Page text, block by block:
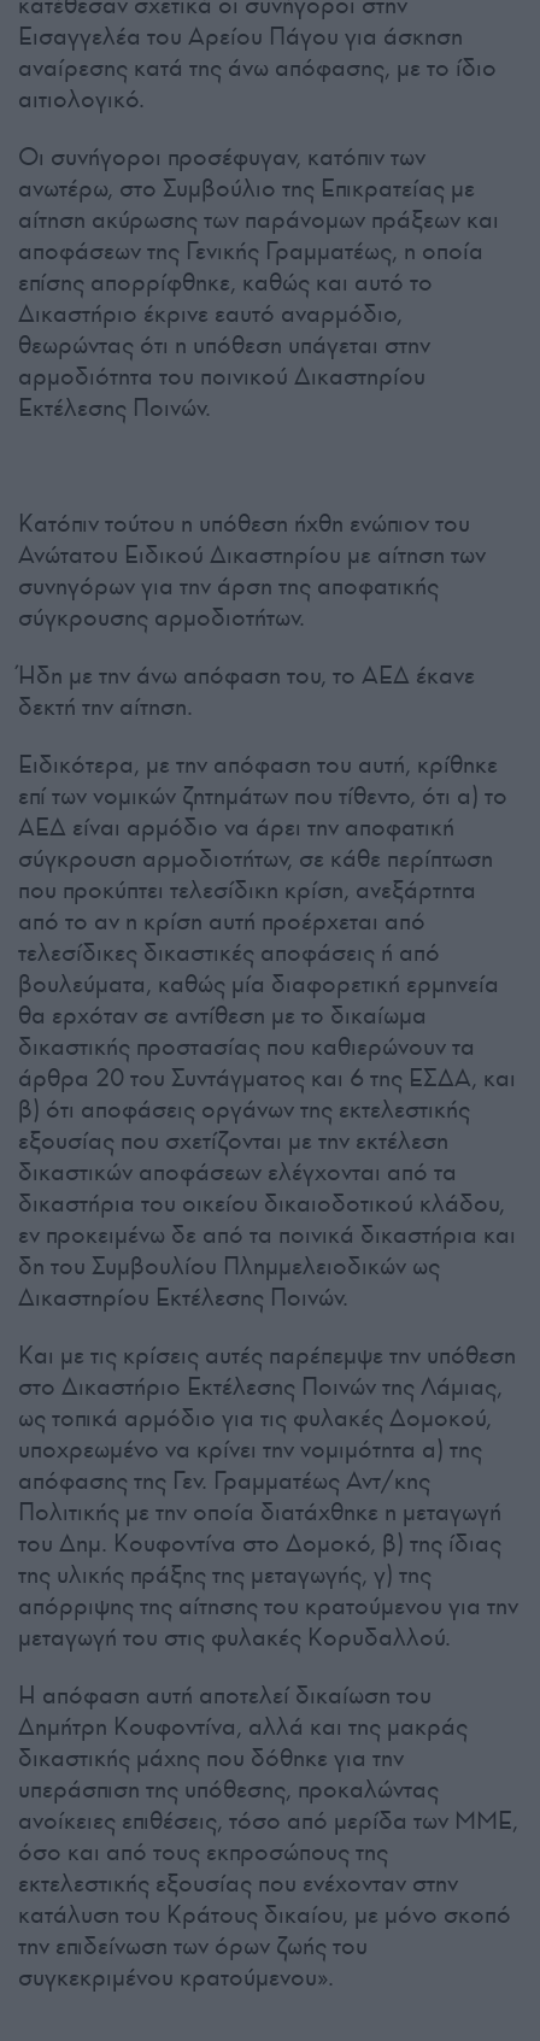
Εισαγγελέα του Αρείου Πάγου για άσκηση
αναίρεσης κατά της άνω απόφασης, με το ίδιο
αιτιολογικό.
Οι συνήγοροι προσέφυγαν, κατόπιν των
ανωτέρω, στο Συμβούλιο της Επικρατείας με
αίτηση ακύρωσης των παράνομων πράξεων και
αποφάσεων της Γενικής Γραμματέως, η οποία
επίσης απορρίφθηκε, καθώς και αυτό το
Δικαστήριο έκρινε εαυτό αναρμόδιο,
θεωρώντας ότι η υπόθεση υπάγεται στην
αρμοδιότητα του ποινικού Δικαστηρίου
Εκτέλεσης Ποινών.
Κατόπιν τούτου η υπόθεση ήχθη ενώπιον του
Ανώτατου Ειδικού Δικαστηρίου με αίτηση των
συνηγόρων για την άρση της αποφατικής
σύγκρουσης αρμοδιοτήτων.
Ήδη με την άνω απόφαση του, το ΑΕΔ έκανε
δεκτή την αίτηση.
Ειδικότερα, με την απόφαση του αυτή, κρίθηκε
επί των νομικών ζητημάτων που τίθεντο, ότι α) το
ΑΕΔ είναι αρμόδιο να άρει την αποφατική
σύγκρουση αρμοδιοτήτων, σε κάθε περίπτωση
που προκύπτει τελεσίδικη κρίση, ανεξάρτητα
από το αν η κρίση αυτή προέρχεται από
τελεσίδικες δικαστικές αποφάσεις ή από
βουλεύματα, καθώς μία διαφορετική ερμηνεία
θα ερχόταν σε αντίθεση με το δικαίωμα
δικαστικής προστασίας που καθιερώνουν τα
άρθρα 20 του Συντάγματος και 6 της ΕΣΔΑ, και
β) ότι αποφάσεις οργάνων της εκτελεστικής
εξουσίας που σχετίζονται με την εκτέλεση
δικαστικών αποφάσεων ελέγχονται από τα
δικαστήρια του οικείου δικαιοδοτικού κλάδου,
εν προκειμένω δε από τα ποινικά δικαστήρια και
δη του Συμβουλίου Πλημμελειοδικών ως
Δικαστηρίου Εκτέλεσης Ποινών.
Και με τις κρίσεις αυτές παρέπεμψε την υπόθεση
στο Δικαστήριο Εκτέλεσης Ποινών της Λάμιας,
ως τοπικά αρμόδιο για τις φυλακές Δομοκού,
υποχρεωμένο να κρίνει την νομιμότητα α) της
απόφασης της Γεν. Γραμματέως Αντ/κης
Πολιτικής με την οποία διατάχθηκε η μεταγωγή
του Δημ. Κουφοντίνα στο Δομοκό, β) της ίδιας
της υλικής πράξης της μεταγωγής, γ) της
απόρριψης της αίτησης του κρατούμενου για την
μεταγωγή του στις φυλακές Κορυδαλλού.
Η απόφαση αυτή αποτελεί δικαίωση του
Δημήτρη Κουφοντίνα, αλλά και της μακράς
δικαστικής μάχης που δόθηκε για την
υπεράσπιση της υπόθεσης, προκαλώντας
ανοίκειες επιθέσεις, τόσο από μερίδα των ΜΜΕ,
όσο και από τους εκπροσώπους της
εκτελεστικής εξουσίας που ενέχονταν στην
κατάλυση του Κράτους δικαίου, με μόνο σκοπό
την επιδείνωση των όρων ζωής του
συγκεκριμένου κρατούμενου».